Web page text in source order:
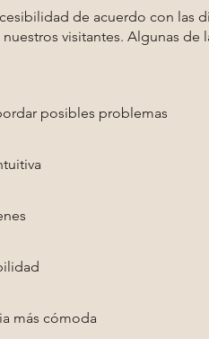
de acuerdo con las
visitantes. Algunas de
posibles problemas
más cómoda